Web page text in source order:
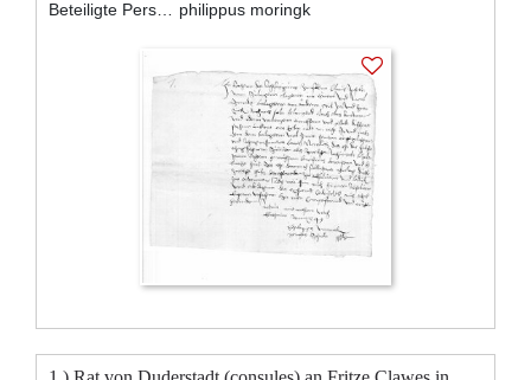
philippus moringk